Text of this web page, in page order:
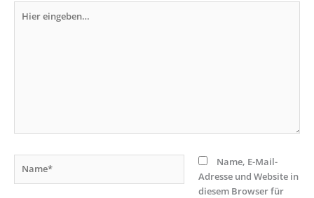
eingeben…
Name, E-Mail-
Adresse und Website in
diesem Browser für